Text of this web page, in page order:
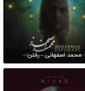
محمد اصفهانی - رفتن